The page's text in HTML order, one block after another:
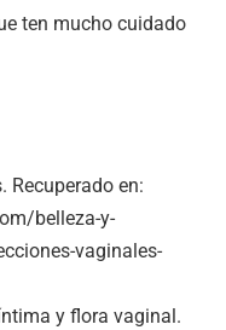
ten mucho cuidado
Recuperado en:
belleza-y-
vaginales-
y flora vaginal.